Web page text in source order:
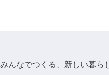
みんなでつくる、新しい暮ら